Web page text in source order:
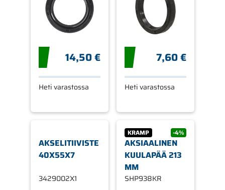
14,50 €
Heti varastossa
7,60 €
Heti varastossa
AKSELITIIVISTE
40X55X7
3429002X1
KRAMP -4%
AKSIAALINEN
KUULAPÄÄ 213
MM
SHP938KR